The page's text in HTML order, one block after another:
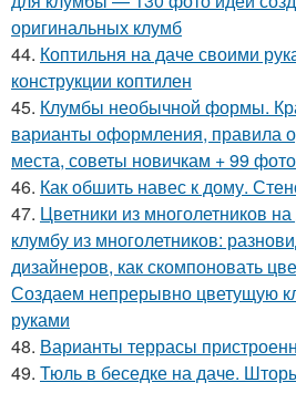
оригинальных клумб
44. Коптильня на даче своими
конструкции коптилен
45. Клумбы необычной формы.
варианты оформления, правила
места, советы новичкам + 99 фото
46. Как обшить навес к дому.
47. Цветники из многолетников
клумбу из многолетников:
дизайнеров, как скомпоновать
Создаем непрерывно цветущую
руками
48. Варианты террасы
49. Тюль в беседке на даче.